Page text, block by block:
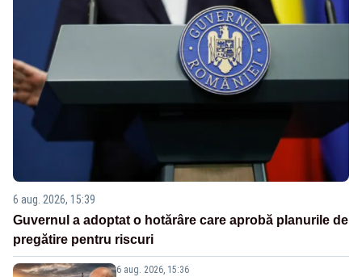
6 aug. 2026, 15:39
Guvernul a adoptat o hotărâre care aprobă planurile de
pregătire pentru riscuri
6 aug. 2026, 15:36